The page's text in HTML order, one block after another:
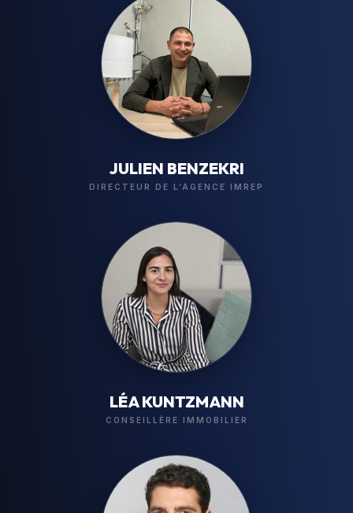
JULIEN BENZEKRI
DIRECTEUR DE L’AGENCE IMREP
LÉA KUNTZMANN
CONSEILLÈRE IMMOBILIER